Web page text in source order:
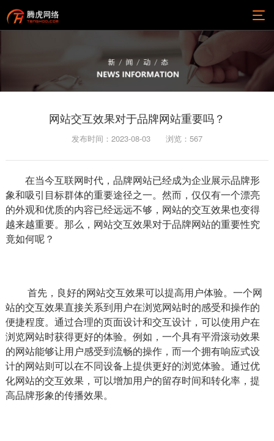
网站交互效果对于品牌网站重要吗？
发布时间：2023-08-03 浏览： 567
在当今互联网时代，品牌网站已经成为企业展示品牌形
象和吸引目标群体的重要途径之一。然而，仅仅有一个漂亮
的外观和优质的内容已经远远不够，网站的交互效果也变得
越来越重要。那么，网站交互效果对于品牌网站的重要性究
竟如何呢？
首先，良好的网站交互效果可以提高用户体验。一个网
站的交互效果直接关系到用户在浏览网站时的感受和操作的
便捷程度。通过合理的页面设计和交互设计，可以使用户在
浏览网站时获得更好的体验。例如，一个具有平滑滚动效果
的网站能够让用户感受到流畅的操作，而一个拥有响应式设
计的网站则可以在不同设备上提供更好的浏览体验。通过优
化网站的交互效果，可以增加用户的留存时间和转化率，提
高品牌形象的传播效果。